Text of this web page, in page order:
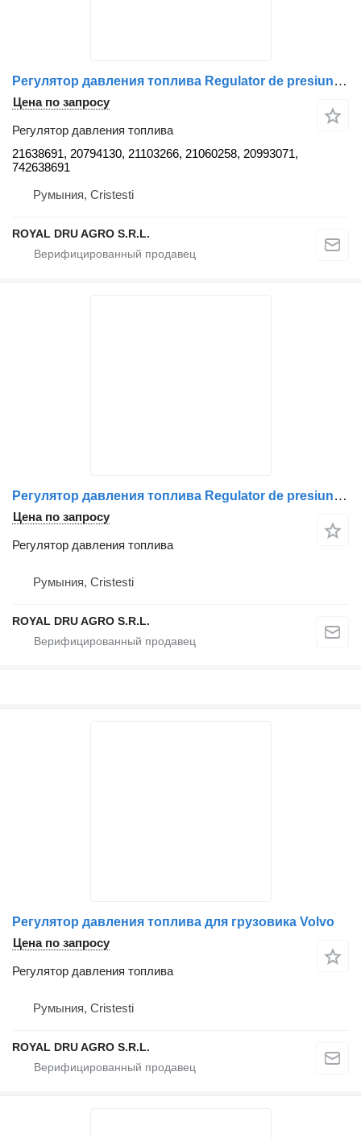
Регулятор давления топлива Regulator de presiune combustibil 21638691 для грузовика Volvo – coduri
Цена по запросу
Регулятор давления топлива
21638691, 20794130, 21103266, 21060258, 20993071,
742638691
Румыния, Cristesti
ROYAL DRU AGRO S.R.L.
Регулятор давления топлива Regulator de presiune combustibil для грузовика Volvo 21638691 / 20794130 / 21103266 / 21060258 / 20993071 / 742638691
Цена по запросу
Регулятор давления топлива
Румыния, Cristesti
ROYAL DRU AGRO S.R.L.
Регулятор давления топлива для грузовика Volvo
Цена по запросу
Регулятор давления топлива
Румыния, Cristesti
ROYAL DRU AGRO S.R.L.